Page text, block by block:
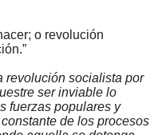
o revolución
revolución socialista por
ser inviable lo
fuerzas populares y
de los procesos